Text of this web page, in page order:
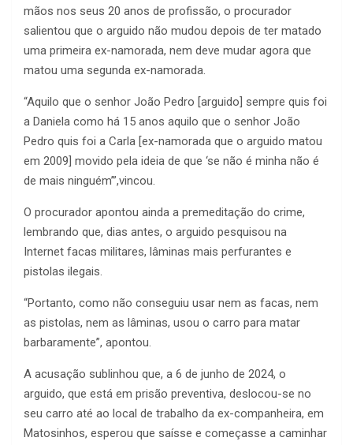
mãos nos seus 20 anos de profissão, o procurador
salientou que o arguido não mudou depois de ter matado
uma primeira ex-namorada, nem deve mudar agora que
matou uma segunda ex-namorada.
“Aquilo que o senhor João Pedro [arguido] sempre quis foi
a Daniela como há 15 anos aquilo que o senhor João
Pedro quis foi a Carla [ex-namorada que o arguido matou
em 2009] movido pela ideia de que ‘se não é minha não é
de mais ninguém’”,vincou.
O procurador apontou ainda a premeditação do crime,
lembrando que, dias antes, o arguido pesquisou na
Internet facas militares, lâminas mais perfurantes e
pistolas ilegais.
“Portanto, como não conseguiu usar nem as facas, nem
as pistolas, nem as lâminas, usou o carro para matar
barbaramente”, apontou.
A acusação sublinhou que, a 6 de junho de 2024, o
arguido, que está em prisão preventiva, deslocou-se no
seu carro até ao local de trabalho da ex-companheira, em
Matosinhos, esperou que saísse e começasse a caminhar